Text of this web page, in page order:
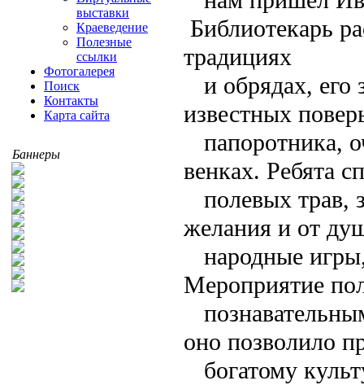
выставки
Краеведение
Полезные
ссылки
Фотогалерея
Поиск
Контакты
Карта сайта
Баннеры
Библиотекарь
традициях
и обрядах, его
известных
папоротника,
венках. Ребята
полевых трав,
желания и от
народные
Мероприятие
оно позволило
богатому